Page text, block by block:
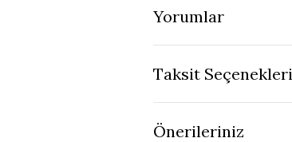
Yorumlar
Taksit Seçenekleri
Önerileriniz